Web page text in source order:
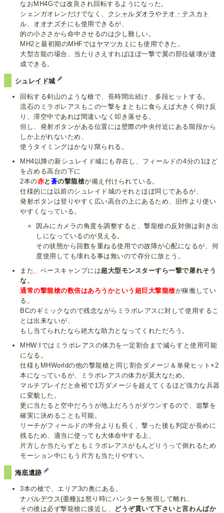
なおMH4Gでは改良され回転するようになった。
シェンガオレンだけでなく、 クシャルダオラやテオ・テスカト
ル
オオナズチ にも使用できるが、
的の小ささから命中させるのは少し難しい。
MH2と最初期のMHFでは ヤマツカミ にも使用できた。
大型古龍の場合、当たりさえすればほぼ一撃で翼の部位破壊が達
成できる。
シュレイド城
回転する剣山のような槍で、長時間出続け、多段ヒットする。
流石のミラボレアスもこの一撃をまともに食らえば大きく仰け反
り、滞空中であれば間違いなく叩き落せる。
但し、発射ボタンがある位置には壁際の中央付近にある階段から
しか上がれないため、
使うタイミングはかなり限られる。
MH4以降の新シュレイド城にも存在し、フィールドの4分の1ほど
を占める高台の下に
2本の赤と 蒼の撃龍槍が備え付けられている。
仕様的には以前のシュレイド城のそれとほぼ同じであるが、
発射ボタンは登りやすく広い高台の上にあるため、旧作より使い
やすくなっている。
因みにカメラの角度を調整すると、撃龍槍の反対側は剥き出
しになっているのが見える。
その状態から回数を重ねる使用での故障が心配になるが、何
度使用しても壊れる事は無いので存分に放とう。
また、ベースキャンプには超大型モンスターすら一撃で屠れそう
な、
通常の撃龍槍の数倍はあろうかという超巨大撃龍槍が稼働してい
る。
BCのギミックなので残念ながらミラボレアスに対して使用するこ
とは出来ないが、
もし当てられたなら絶大な助力となってくれただろう。
MHW:Iではミラボレアスの体力を一定割合まで減らすと使用可能
になる。
仕様もMHWorldの他の撃龍槍と同じ割合ダメージ＆単発ヒット×2
本になっているが、ミラボレアスの体力が莫大なため、
マルチプレイだと余裕で1万ダメージを超えてくるほど強力な兵器
に変貌した。
更に当たると空中だろうが地上だろうがダウンするので、追撃を
確実に決めることも可能。
リーチがフィールドの半分よりも長く、撃った後も判定が長めに
残るため、適当に使っても大体命中する上、
片方しか当たらずともミラボレアスがもんどりうって倒れるため
モーション中にもう片方も当たりやすい。
海底遺跡
3本の槍で、エリア3の奥にある。
ナバルデウス(亜種)は怒り時にハンターを無視して離れ、
その後は必ず撃龍槍に接近し、
どうぞ貫いて下さいと言わんばか